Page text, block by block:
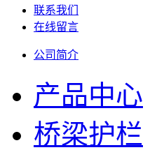
联系我们
在线留言
公司简介
产品中心
桥梁护栏